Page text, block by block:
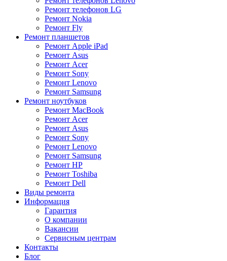
Ремонт телефонов LG
Ремонт Nokia
Ремонт Fly
Ремонт планшетов
Ремонт Apple iPad
Ремонт Asus
Ремонт Acer
Ремонт Sony
Ремонт Lenovo
Ремонт Samsung
Ремонт ноутбуков
Ремонт MacBook
Ремонт Acer
Ремонт Asus
Ремонт Sony
Ремонт Lenovo
Ремонт Samsung
Ремонт HP
Ремонт Toshiba
Ремонт Dell
Виды ремонта
Информация
Гарантия
О компании
Вакансии
Сервисным центрам
Контакты
Блог